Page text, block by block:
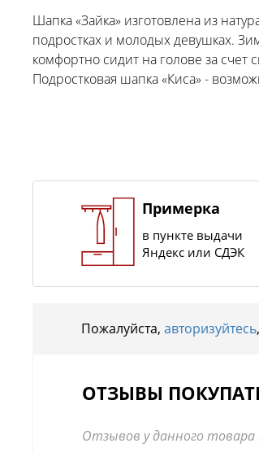
Шапка «Зайка» изготовлена из
подростках и молодых девушках.
комфортно сидит на голове за
Подростковая шапка «Киса» -
Примерка
в пункте выдачи
Яндекс или СДЭК
Пожалуйста, авторизуйтесь
ОТЗЫВЫ
Отзывов у данного товара